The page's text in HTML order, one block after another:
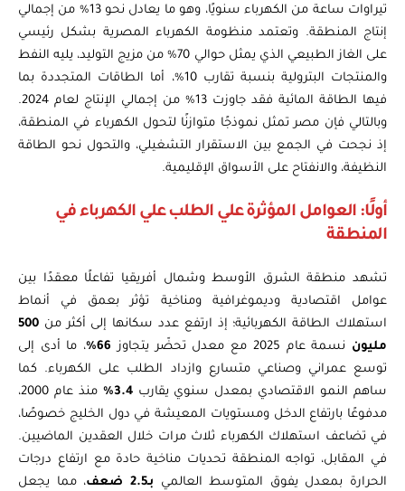
تيراوات ساعة من الكهرباء سنويًا، وهو ما يعادل نحو 13% من إجمالي
إنتاج المنطقة. وتعتمد منظومة الكهرباء المصرية بشكل رئيسي
على الغاز الطبيعي الذي يمثل حوالي 70% من مزيج التوليد، يليه النفط
والمنتجات البترولية بنسبة تقارب 10%، أما الطاقات المتجددة بما
فيها الطاقة المائية فقد جاوزت 13% من إجمالي الإنتاج لعام 2024.
وبالتالي فإن مصر تمثل نموذجًا متوازنًا لتحول الكهرباء في المنطقة،
إذ نجحت في الجمع بين الاستقرار التشغيلي، والتحول نحو الطاقة
النظيفة، والانفتاح على الأسواق الإقليمية.
أولًا: العوامل المؤثرة علي الطلب علي الكهرباء في
المنطقة
تشهد منطقة الشرق الأوسط وشمال أفريقيا تفاعلًا معقدًا بين
عوامل اقتصادية وديموغرافية ومناخية تؤثر بعمق في أنماط
استهلاك الطاقة الكهربائية؛ إذ ارتفع عدد سكانها إلى أكثر من500
مليوننسمة عام 2025 مع معدل تحضّر يتجاوز 66%
، ما أدى إلى
توسع عمراني وصناعي متسارع وازداد الطلب على الكهرباء. كما
ساهم النمو الاقتصادي بمعدل سنوي يقارب3.4%
منذ عام 2000،
مدفوعًا بارتفاع الدخل ومستويات المعيشة في دول الخليج خصوصًا،
في تضاعف استهلاك الكهرباء ثلاث مرات خلال العقدين الماضيين.
في المقابل، تواجه المنطقة تحديات مناخية حادة مع ارتفاع درجات
الحرارة بمعدل يفوق المتوسط العالميبـ2.5 ضعف
، مما يجعل